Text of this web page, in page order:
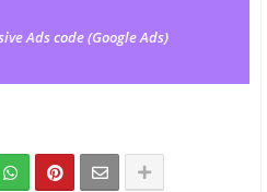
Ads code (Google Ads)